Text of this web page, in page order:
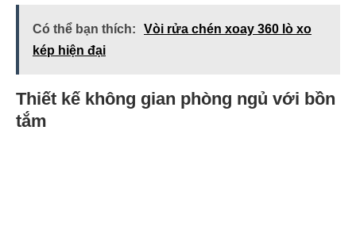
Có thể bạn thích:
Vòi rửa chén xoay 360 lò xo
kép hiện đại
Thiết kế không gian phòng ngủ với bồn
tắm